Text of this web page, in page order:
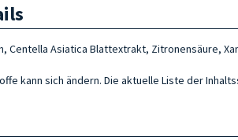
Centella Asiatica Blattextrakt, Zitronensäure,
kann sich ändern. Die aktuelle Liste der